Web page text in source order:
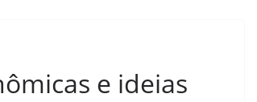
e ideias